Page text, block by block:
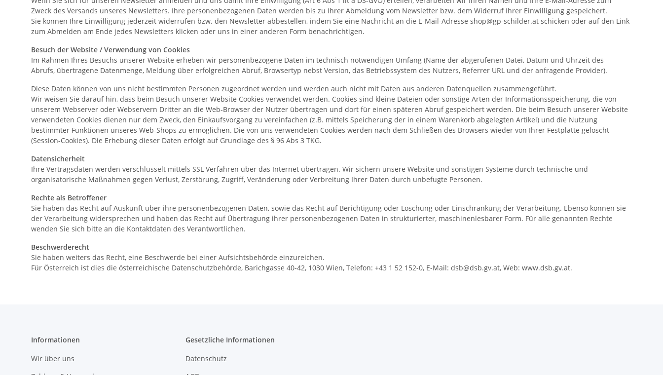
Zweck des Versands unseres Newsletters. Ihre personenbezogenen Daten werden bis zu Ihrer Abmeldung vom Newsletter bzw. dem Widerruf Ihrer Einwilligung gespeichert.
Sie können Ihre Einwilligung jederzeit widerrufen bzw. den Newsletter abbestellen, indem Sie eine Nachricht an die E-Mail-Adresse shop@gp-schilder.at schicken oder auf den Link
zum Abmelden am Ende jedes Newsletters klicken oder uns in einer anderen Form benachrichtigen.
Besuch der Website / Verwendung von Cookies
Im Rahmen Ihres Besuchs unserer Website erheben wir personenbezogene Daten im technisch notwendigen Umfang (Name der abgerufenen Datei, Datum und Uhrzeit des
Abrufs, übertragene Datenmenge, Meldung über erfolgreichen Abruf, Browsertyp nebst Version, das Betriebssystem des Nutzers, Referrer URL und der anfragende Provider).
Diese Daten können von uns nicht bestimmten Personen zugeordnet werden und werden auch nicht mit Daten aus anderen Datenquellen zusammengeführt.
Wir weisen Sie darauf hin, dass beim Besuch unserer Website Cookies verwendet werden. Cookies sind kleine Dateien oder sonstige Arten der Informationsspeicherung, die von
unserem Webserver oder Webservern Dritter an die Web-Browser der Nutzer übertragen und dort für einen späteren Abruf gespeichert werden. Die beim Besuch unserer Website
verwendeten Cookies dienen nur dem Zweck, den Einkaufsvorgang zu vereinfachen (z.B. mittels Speicherung der in einem Warenkorb abgelegten Artikel) und die Nutzung
bestimmter Funktionen unseres Web-Shops zu ermöglichen. Die von uns verwendeten Cookies werden nach dem Schließen des Browsers wieder von Ihrer Festplatte gelöscht
(Session-Cookies). Die Erhebung dieser Daten erfolgt auf Grundlage des § 96 Abs 3 TKG.
Datensicherheit
Ihre Vertragsdaten werden verschlüsselt mittels SSL Verfahren über das Internet übertragen. Wir sichern unsere Website und sonstigen Systeme durch technische und
organisatorische Maßnahmen gegen Verlust, Zerstörung, Zugriff, Veränderung oder Verbreitung Ihrer Daten durch unbefugte Personen.
Rechte als Betroffener
Sie haben das Recht auf Auskunft über ihre personenbezogenen Daten, sowie das Recht auf Berichtigung oder Löschung oder Einschränkung der Verarbeitung. Ebenso können sie
der Verarbeitung widersprechen und haben das Recht auf Übertragung ihrer personenbezogenen Daten in strukturierter, maschinenlesbarer Form. Für alle genannten Rechte
wenden Sie sich bitte an die Kontaktdaten des Verantwortlichen.
Beschwerderecht
Sie haben weiters das Recht, eine Beschwerde bei einer Aufsichtsbehörde einzureichen.
Für Österreich ist dies die österreichische Datenschutzbehörde, Barichgasse 40-42, 1030 Wien, Telefon: +43 1 52 152-0, E-Mail: dsb@dsb.gv.at, Web: www.dsb.gv.at.
Informationen
Wir über uns
Gesetzliche Informationen
Datenschutz